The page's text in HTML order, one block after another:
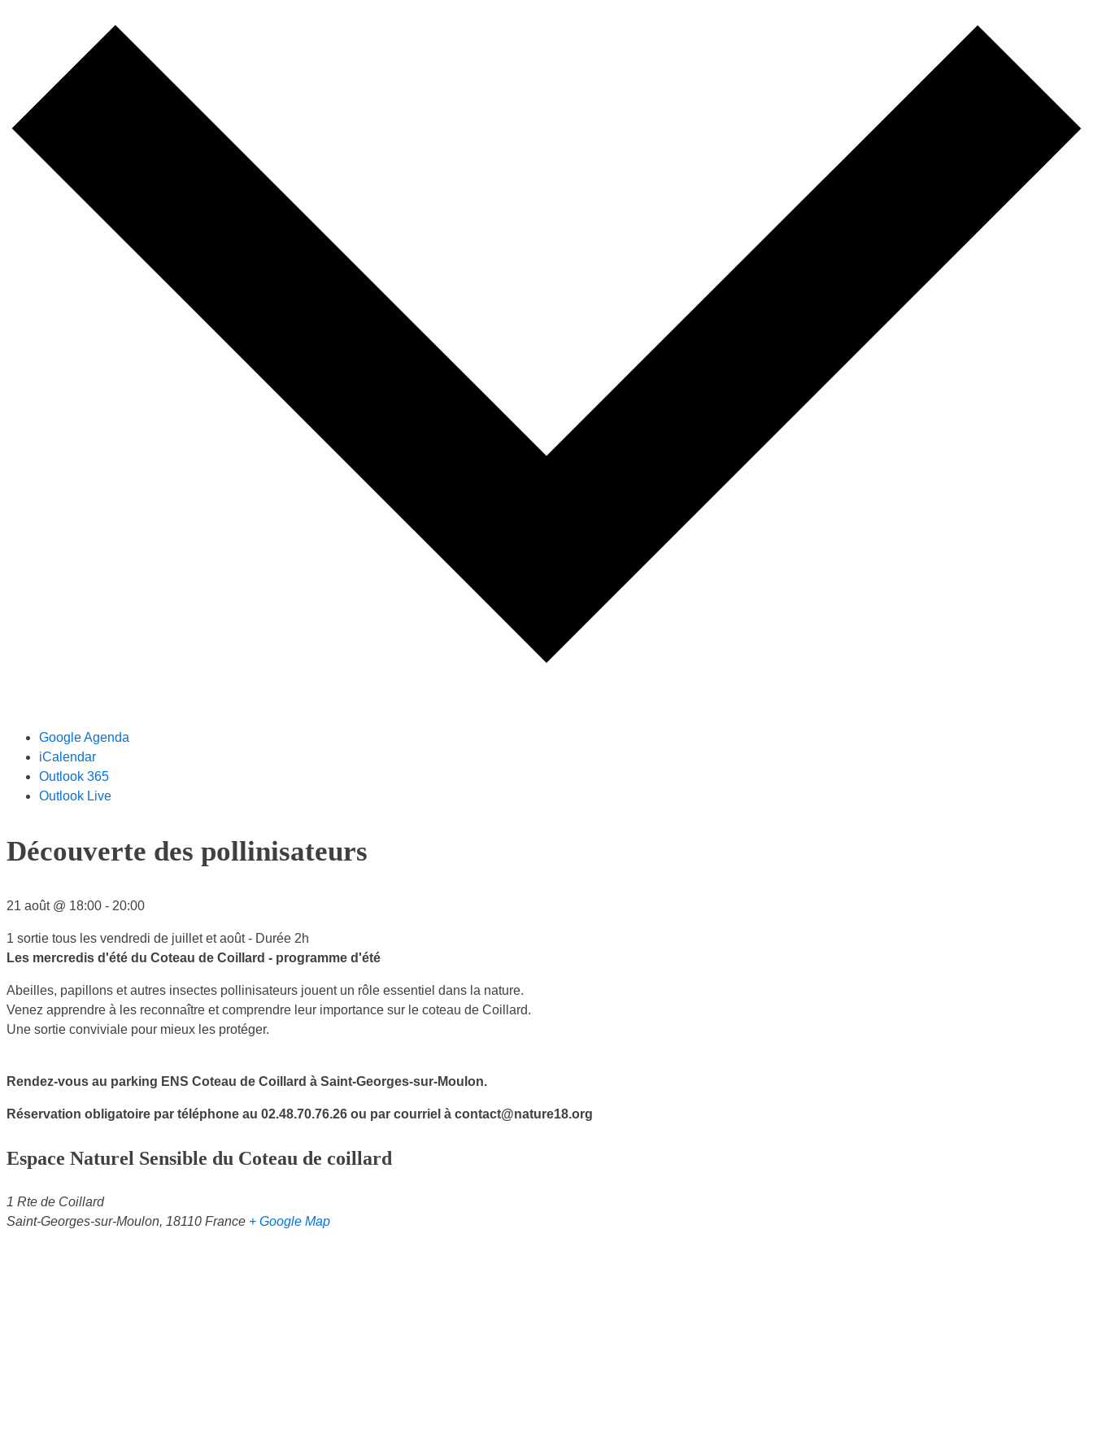
Google Agenda
iCalendar
Outlook 365
Outlook Live
Découverte des pollinisateurs
21 août @ 18:00 - 20:00
1 sortie tous les vendredi de juillet et août - Durée 2h
Les mercredis d'été du Coteau de Coillard - programme d'été
Abeilles, papillons et autres insectes pollinisateurs jouent un rôle essentiel dans la nature.
Venez apprendre à les reconnaître et comprendre leur importance sur le coteau de Coillard.
Une sortie conviviale pour mieux les protéger.
Rendez-vous au parking ENS Coteau de Coillard à Saint-Georges-sur-Moulon.
Réservation obligatoire par téléphone au 02.48.70.76.26 ou par courriel à contact@nature18.org
Espace Naturel Sensible du Coteau de coillard
1 Rte de Coillard
Saint-Georges-sur-Moulon, 18110 France + Google Map